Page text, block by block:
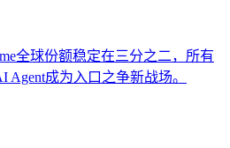
全球份额稳定在三分之二，所有
成为入口之争新战场。